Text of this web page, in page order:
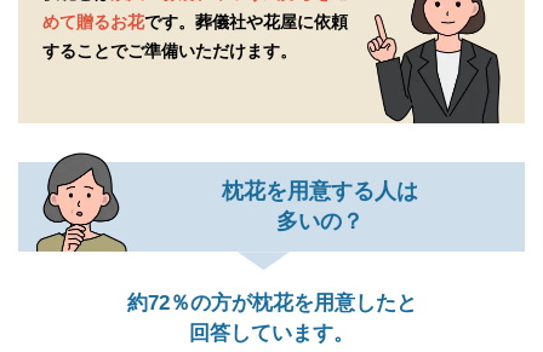
めて贈るお花です。 葬儀社や花屋に依頼
することでご準備いただけます。
枕花を用意する人は
多いの？
約72％の方が枕花を用意したと
回答しています。